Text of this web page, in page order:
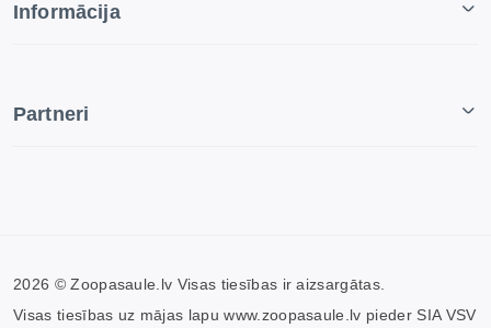
Informācija
Partneri
2026 © Zoopasaule.lv Visas tiesības ir aizsargātas.
Visas tiesības uz mājas lapu www.zoopasaule.lv pieder SIA VSV